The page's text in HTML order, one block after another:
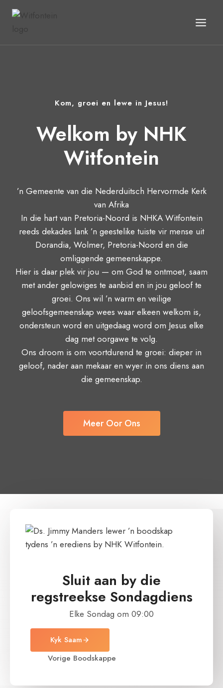
Skip
Kom, groei en lewe in Jesus!
Welkom by NHK
Witfontein
’n Gemeente van die Nederduitsch Hervormde Kerk
van Afrika
In die hart van Pretoria-Noord is NHKA Witfontein
reeds dekades lank ’n geestelike tuiste vir mense uit
Dorandia, Wolmer, Pretoria-Noord en die
omliggende gemeenskappe.
Hier is daar plek vir jou — om God te ontmoet, saam
met ander gelowiges te aanbid en in jou geloof te
groei. Ons wil ’n warm en veilige
geloofsgemeenskap wees waar elkeen welkom is,
ondersteun word en uitgedaag word om Jesus elke
dag met oorgawe te volg.
Ons droom is om voortdurend te groei: dieper in
geloof, nader aan mekaar en wyer in ons diens aan
die gemeenskap.
Meer Oor Ons
Sluit aan by die
regstreekse Sondagdiens
Elke Sondag om 09:00
Kyk Saam
Vorige Boodskappe